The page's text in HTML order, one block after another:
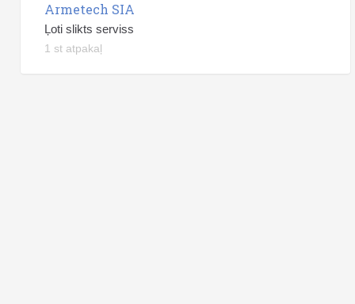
Armetech SIA
Ļoti slikts serviss
1 st atpakaļ